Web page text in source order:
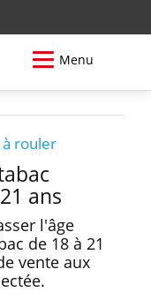
Menu
à rouler
ans
l'âge
de 18 à 21
vente aux